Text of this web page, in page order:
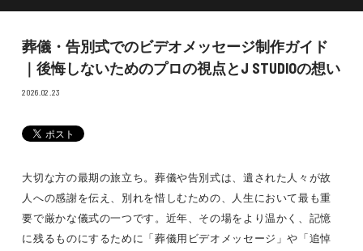
葬儀・告別式でのビデオメッセージ制作ガイド
｜後悔しないためのプロの視点とJ STUDIOの想い
2026.02.23
大切な方の最期の旅立ち。葬儀や告別式は、遺された人々が故
人への感謝を伝え、別れを惜しむための、人生において最も重
要で厳かな儀式の一つです。近年、その場をより温かく、記憶
に残るものにするために「葬儀用ビデオメッセージ」や「追悼